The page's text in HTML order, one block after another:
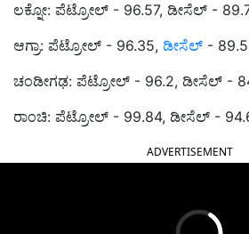
ಲಕ್ನೋ: ಪೆಟ್ರೋಲ್ - 96.57, ಡೀಸೆಲ್ -
ಆಗ್ರಾ: ಪೆಟ್ರೋಲ್ - 96.35, ಡೀಸೆಲ್ -
ಚಂಡೀಗಢ: ಪೆಟ್ರೋಲ್ - 96.2, ಡೀಸೆಲ್ -
ರಾಂಚಿ: ಪೆಟ್ರೋಲ್ - 99.84, ಡೀಸೆಲ್ -
ADVERTISEMENT